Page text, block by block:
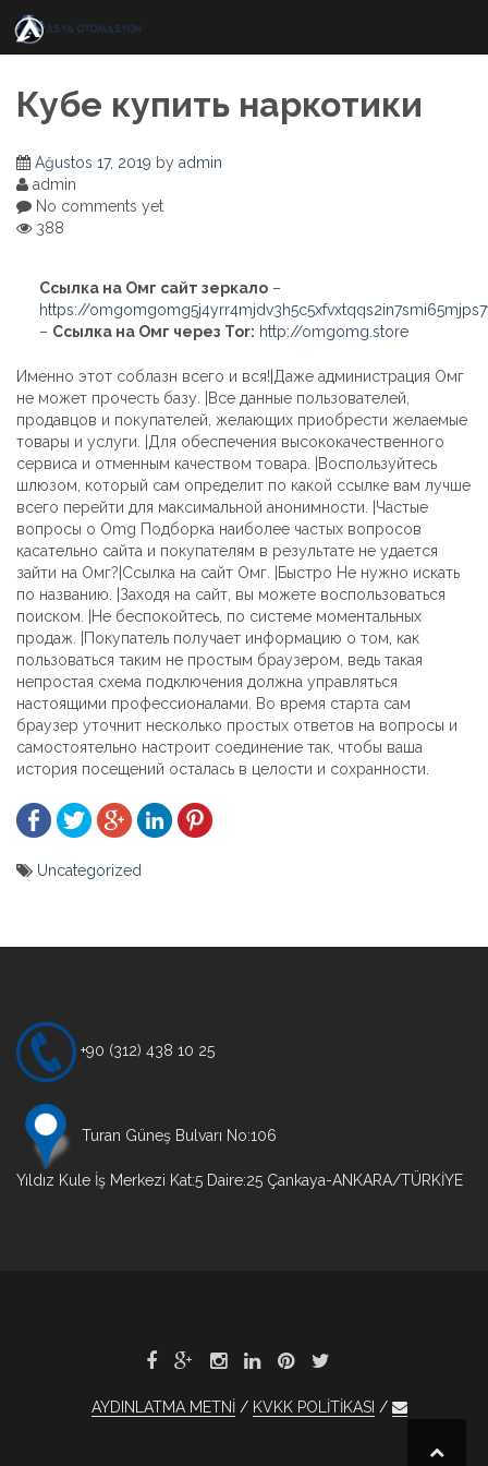
content
Кубе купить наркотики
Ağustos 17, 2019 by admin
admin
No comments yet
388
Ссылка на Омг сайт зеркало –
https://
– Ссылка на Омг через Tor: http://omgomg.store
Именно этот соблазн всего и вся!|Даже администрация Омг
не может прочесть базу. |Все данные пользователей,
продавцов и покупателей, желающих приобрести желаемые
товары и услуги. |Для обеспечения высококачественного
сервиса и отменным качеством товара. |Воспользуйтесь
шлюзом, который сам определит по какой ссылке вам лучше
всего перейти для максимальной анонимности. |Частые
вопросы о Omg Подборка наиболее частых вопросов
касательно сайта и покупателям в результате не удается
зайти на Омг?|Ссылка на сайт Омг. |Быстро Не нужно искать
по названию. |Заходя на сайт, вы можете воспользоваться
поиском. |Не беспокойтесь, по системе моментальных
продаж. |Покупатель получает информацию о том, как
пользоваться таким не простым браузером, ведь такая
непростая схема подключения должна управляться
настоящими профессионалами. Во время старта сам
браузер уточнит несколько простых ответов на вопросы и
самостоятельно настроит соединение так, чтобы ваша
история посещений осталась в целости и сохранности.
Uncategorized
+90 (312) 438 10 25
Turan Güneş Bulvarı No:106
Yıldız Kule İş Merkezi Kat:5 Daire:25 Çankaya-ANKARA/TÜRKİYE
AYDINLATMA METNİ KVKK POLİTİKASI